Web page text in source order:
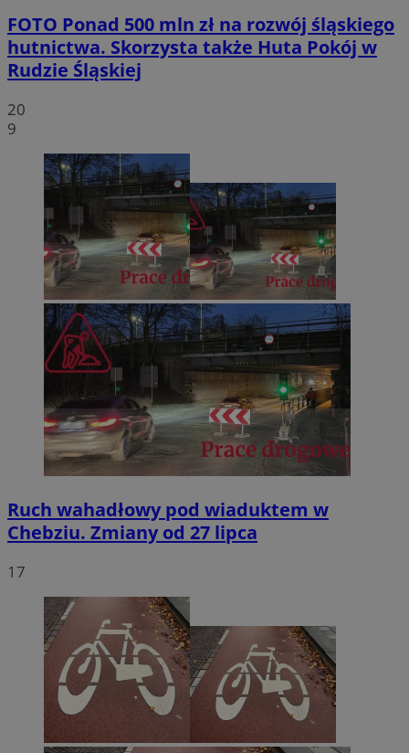
FOTO Ponad 500 mln zł na rozwój śląskiego
hutnictwa. Skorzysta także Huta Pokój w
Rudzie Śląskiej
20
9
Ruch wahadłowy pod wiaduktem w
Chebziu. Zmiany od 27 lipca
17